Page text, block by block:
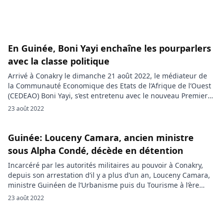
En Guinée, Boni Yayi enchaîne les pourparlers
avec la classe politique
Arrivé à Conakry le dimanche 21 août 2022, le médiateur de
la Communauté Economique des Etats de l’Afrique de l’Ouest
(CEDEAO) Boni Yayi, s’est entretenu avec le nouveau Premier
ministre de la Guinée, Bernard Goumou et deux autres
23 août 2022
Guinée: Louceny Camara, ancien ministre
sous Alpha Condé, décède en détention
Incarcéré par les autorités militaires au pouvoir à Conakry,
depuis son arrestation d’il y a plus d’un an, Louceny Camara,
ministre Guinéen de l’Urbanisme puis du Tourisme à l’ère
d’Alpha Condé, est décédé samedi 20 août 2022. Son état de
23 août 2022